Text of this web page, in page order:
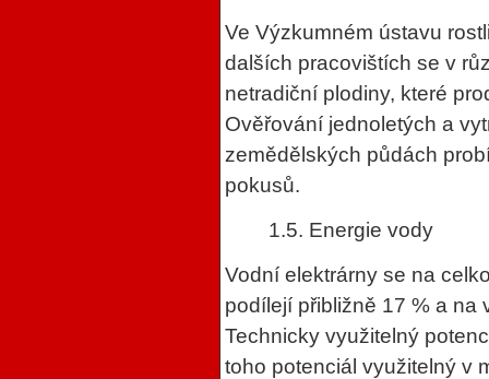
Ve Výzkumném ústavu
dalších pracovištích se v
netradiční plodiny, které
Ověřování jednoletých a
zemědělských půdách
pokusů.
1.5. Energie vody
Vodní elektrárny se na
podílejí přibližně 17 % a na
Technicky využitelný
toho potenciál využitelný v